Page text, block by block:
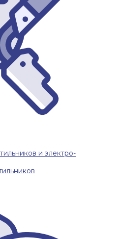
и электро-